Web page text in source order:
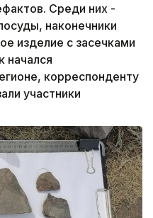
Среди них -
наконечники
изделие с засечками
начался
корреспонденту
участники